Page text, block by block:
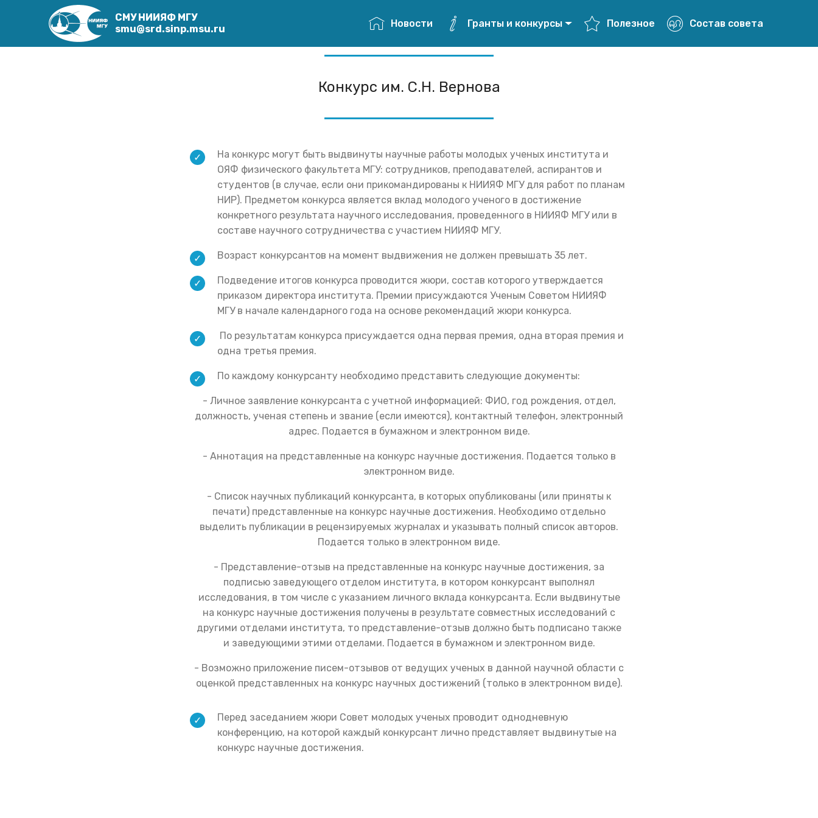
СМУ НИИЯФ МГУ
smu@srd.sinp.msu.ru
Новости Гранты и конкурсы Полезное Состав совета
Конкурс им. С.Н. Вернова
На конкурс могут быть выдвинуты научные работы молодых ученых института и
ОЯФ физического факультета МГУ: сотрудников, преподавателей, аспирантов и
студентов (в случае, если они прикомандированы к НИИЯФ МГУ для работ по планам
НИР). Предметом конкурса является вклад молодого ученого в достижение
конкретного результата научного исследования, проведенного в НИИЯФ МГУ или в
составе научного сотрудничества с участием НИИЯФ МГУ.
Возраст конкурсантов на момент выдвижения не должен превышать 35 лет.
Подведение итогов конкурса проводится жюри, состав которого утверждается
приказом директора института. Премии присуждаются Ученым Советом НИИЯФ
МГУ в начале календарного года на основе рекомендаций жюри конкурса.
По результатам конкурса присуждается одна первая премия, одна вторая премия и
одна третья премия.
По каждому конкурсанту необходимо представить следующие документы:
- Личное заявление конкурсанта с учетной информацией: ФИО, год рождения, отдел,
должность, ученая степень и звание (если имеются), контактный телефон, электронный
адрес. Подается в бумажном и электронном виде.
- Аннотация на представленные на конкурс научные достижения. Подается только в
электронном виде.
- Список научных публикаций конкурсанта, в которых опубликованы (или приняты к
печати) представленные на конкурс научные достижения. Необходимо отдельно
выделить публикации в рецензируемых журналах и указывать полный список авторов.
Подается только в электронном виде.
- Представление-отзыв на представленные на конкурс научные достижения, за
подписью заведующего отделом института, в котором конкурсант выполнял
исследования, в том числе с указанием личного вклада конкурсанта. Если выдвинутые
на конкурс научные достижения получены в результате совместных исследований с
другими отделами института, то представление-отзыв должно быть подписано также
и заведующими этими отделами. Подается в бумажном и электронном виде.
- Возможно приложение писем-отзывов от ведущих ученых в данной научной области с
оценкой представленных на конкурс научных достижений (только в электронном виде).
Перед заседанием жюри Совет молодых ученых проводит однодневную
конференцию, на которой каждый конкурсант лично представляет выдвинутые на
конкурс научные достижения.